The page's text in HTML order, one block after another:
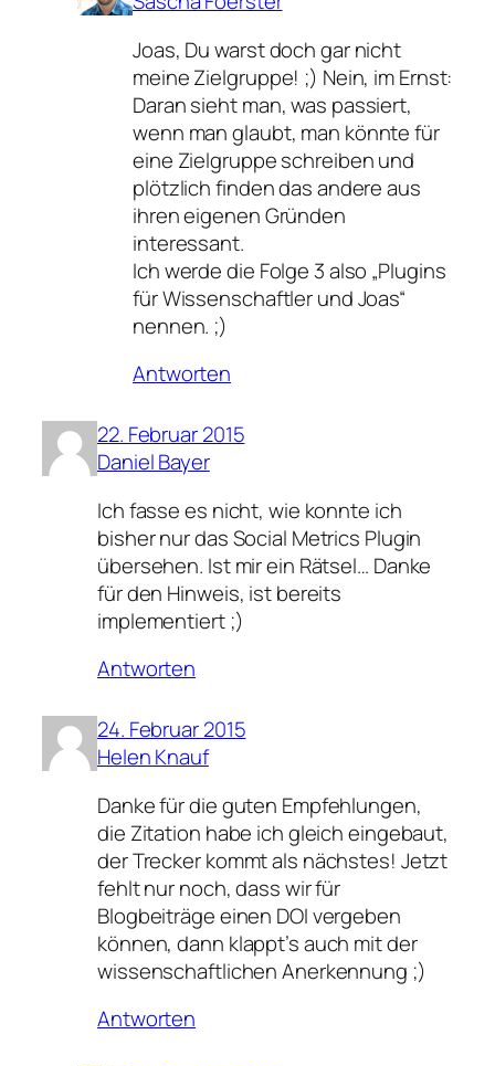
Joas, Du warst doch gar nicht
meine Zielgruppe! ;) Nein, im Ernst:
Daran sieht man, was passiert,
wenn man glaubt, man könnte für
eine Zielgruppe schreiben und
plötzlich finden das andere aus
ihren eigenen Gründen
interessant.
Ich werde die Folge 3 also „Plugins
für Wissenschaftler und Joas“
nennen. ;)
Antworten
22. Februar 2015
Daniel Bayer
Ich fasse es nicht, wie konnte ich
bisher nur das Social Metrics Plugin
übersehen. Ist mir ein Rätsel… Danke
für den Hinweis, ist bereits
implementiert ;)
Antworten
24. Februar 2015
Helen Knauf
Danke für die guten Empfehlungen,
die Zitation habe ich gleich eingebaut,
der Trecker kommt als nächstes! Jetzt
fehlt nur noch, dass wir für
Blogbeiträge einen DOI vergeben
können, dann klappt’s auch mit der
wissenschaftlichen Anerkennung ;)
Antworten